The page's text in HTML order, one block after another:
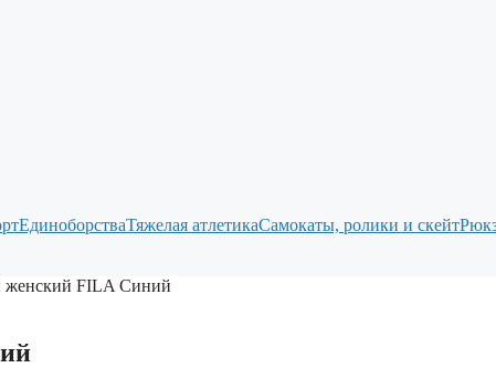
ЕдиноборстваТяжелая атлетикаСамокаты, ролики и скейт
женский FILA Синий